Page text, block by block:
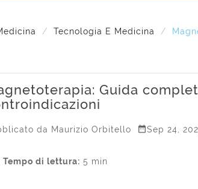
Tecnologia E Medicina
Guida
da Maurizio Orbitello Sep 24,
Tempo di lettura: 5 min